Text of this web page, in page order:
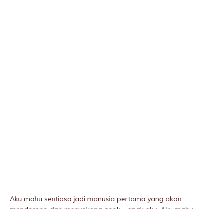
Aku mahu sentiasa jadi manusia pertama yang akan